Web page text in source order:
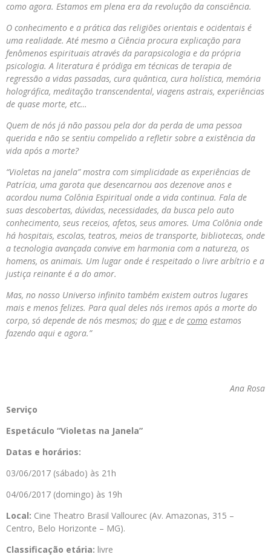
como agora. Estamos em plena era da revolução da consciência.
O conhecimento e a prática das religiões orientais e ocidentais é
uma realidade. Até mesmo a Ciência procura explicação para
fenômenos espirituais através da parapsicologia e da própria
psicologia. A literatura é pródiga em técnicas de terapia de
regressão a vidas passadas, cura quântica, cura holística, memória
holográfica, meditação transcendental, viagens astrais, experiências
de quase morte, etc…
Quem de nós já não passou pela dor da perda de uma pessoa
querida e não se sentiu compelido a refletir sobre a existência da
vida após a morte?
“Violetas na janela” mostra com simplicidade as experiências de
Patrícia, uma garota que desencarnou aos dezenove anos e
acordou numa Colônia Espiritual onde a vida continua. Fala de
suas descobertas, dúvidas, necessidades, da busca pelo auto
conhecimento, seus receios, afetos, seus amores. Uma Colônia onde
há hospitais, escolas, teatros, meios de transporte, bibliotecas, onde
a tecnologia avançada convive em harmonia com a natureza, os
homens, os animais. Um lugar onde é respeitado o livre arbítrio e a
justiça reinante é a do amor.
Mas, no nosso Universo infinito também existem outros lugares
mais e menos felizes. Para qual deles nós iremos após a morte do
corpo, só depende de nós mesmos; do que e de como estamos
fazendo aqui e agora.”
Ana Rosa
Serviço
Espetáculo “Violetas na Janela”
Datas e horários:
03/06/2017 (sábado) às 21h
04/06/2017 (domingo) às 19h
Local: Cine Theatro Brasil Vallourec (Av. Amazonas, 315 –
Centro, Belo Horizonte – MG).
Classificação etária: livre